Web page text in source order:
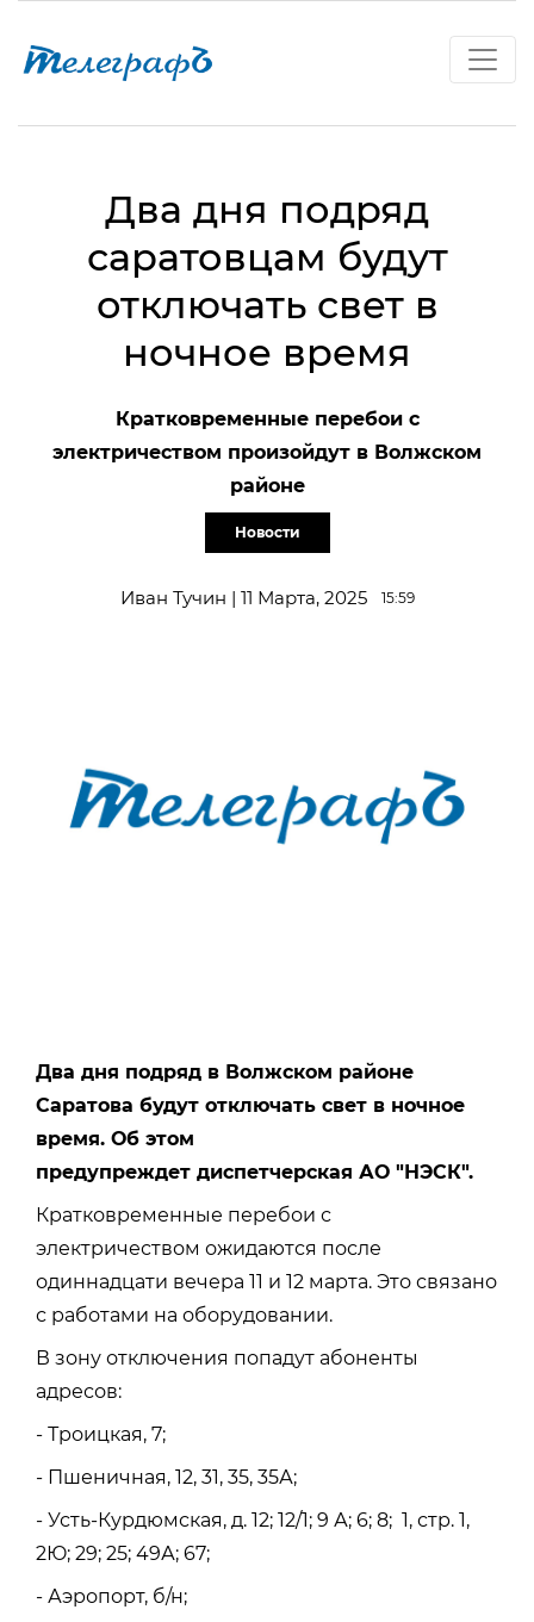
Два дня подряд
саратовцам будут
отключать свет в
ночное время
Кратковременные перебои с
электричеством произойдут в Волжском
районе
Новости
Иван Тучин | 11 Марта, 2025 15:59
Два дня подряд в Волжском районе
Саратова будут отключать свет в ночное
время. Об этом
предупреждет диспетчерская АО "НЭСК".
Кратковременные перебои с
электричеством ожидаются после
одиннадцати вечера 11 и 12 марта. Это связано
с работами на оборудовании.
В зону отключения попадут абоненты
адресов:
- Троицкая, 7;
- Пшеничная, 12, 31, 35, 35А;
- Усть-Курдюмская, д. 12; 12/1; 9 А; 6; 8; 1, стр. 1,
2Ю; 29; 25; 49А; 67;
- Аэропорт, б/н;